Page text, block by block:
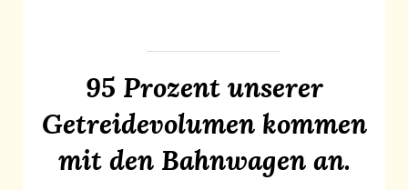
95 Prozent unserer
Getreide­volumen kommen
mit den Bahnwagen an.